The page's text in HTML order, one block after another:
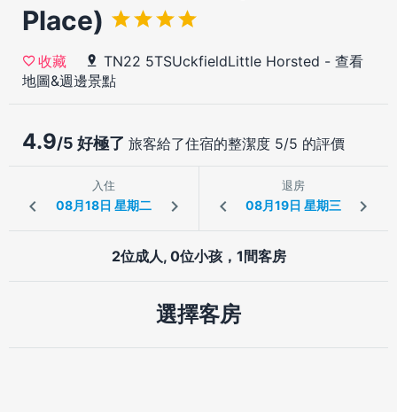
Place)
收藏 TN22 5TSUckfieldLittle Horsted - 查看
地圖&週邊景點
4.9/5 好極了 旅客給了住宿的整潔度 5/5 的評價
入住 退房
2位成人, 0位小孩，1間客房
選擇客房